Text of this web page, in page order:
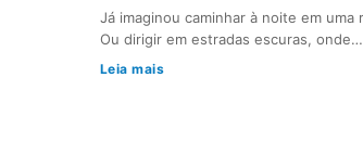
Já imaginou caminhar à noite em uma
Ou dirigir em estradas escuras, onde…
Leia mais